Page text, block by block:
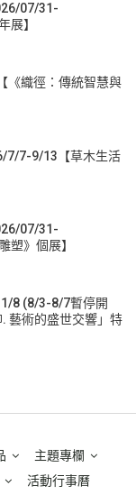
07/31-
展】
《織徑：傳統智慧與
7/7-9/13【草木生活
07/31-
塑》個展】
8 (8/3-8/7暫停開
藝術的盛世交響」特
主題專欄
活動行事曆